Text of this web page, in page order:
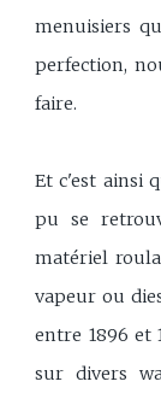
menuisiers
perfection,
faire.
Et c'est ainsi
pu se
matériel
vapeur ou
entre 1896 et
sur divers